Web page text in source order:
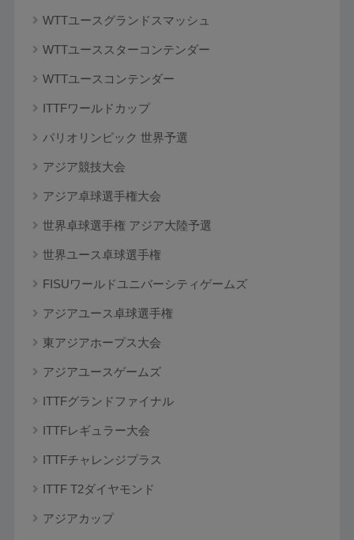
WTTユースグランドスマッシュ
WTTユーススターコンテンダー
WTTユースコンテンダー
ITTFワールドカップ
パリオリンピック 世界予選
アジア競技大会
アジア卓球選手権大会
世界卓球選手権 アジア大陸予選
世界ユース卓球選手権
FISUワールドユニバーシティゲームズ
アジアユース卓球選手権
東アジアホープス大会
アジアユースゲームズ
ITTFグランドファイナル
ITTFレギュラー大会
ITTFチャレンジプラス
ITTF T2ダイヤモンド
アジアカップ